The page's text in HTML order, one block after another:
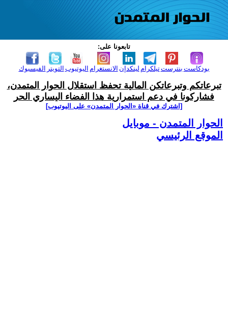
تابعونا على:
الفيسبوك التويتر اليوتيوب الانستغرام لينكدإن تيلكرامبنترست بودكاست
تبرعاتكم وتبرعاتكن المالية تحفظ استقلال الحوار المتمدن،
فشاركونا في دعم استمرارية هذا الفضاء اليساري الحر
[اشترك في قناة ‫«الحوار المتمدن» على اليوتيوب]
الحوار المتمدن - موبايل
الموقع الرئيسي